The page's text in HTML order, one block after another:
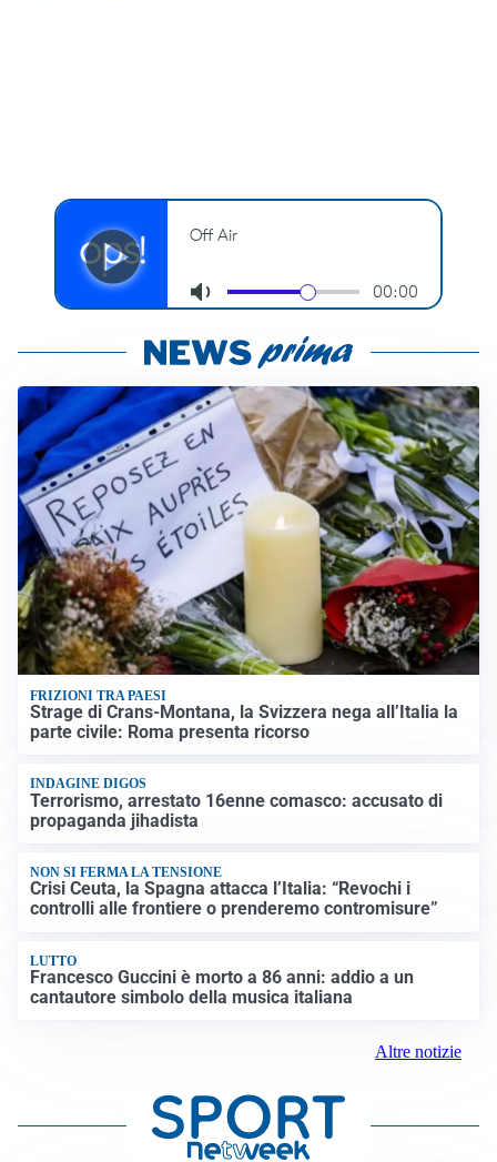
FRIZIONI TRA PAESI
Strage di Crans-Montana, la Svizzera nega all’Italia la
parte civile: Roma presenta ricorso
INDAGINE DIGOS
Terrorismo, arrestato 16enne comasco: accusato di
propaganda jihadista
NON SI FERMA LA TENSIONE
Crisi Ceuta, la Spagna attacca l’Italia: “Revochi i
controlli alle frontiere o prenderemo contromisure”
LUTTO
Francesco Guccini è morto a 86 anni: addio a un
cantautore simbolo della musica italiana
Altre notizie